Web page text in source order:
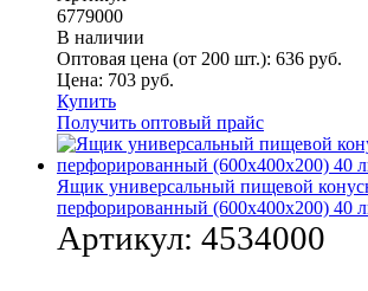
6779000
В наличии
Оптовая цена (от 200 шт.): 636 руб.
Цена: 703 руб.
Купить
Получить оптовый прайс
Ящик универсальный пищевой
перфорированный (600х400х200) 40
Артикул: 4534000